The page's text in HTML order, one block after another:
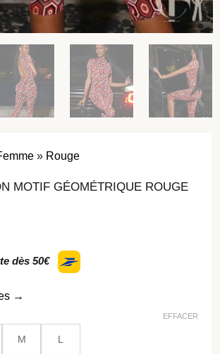
» Rouge
MOTIF GÉOMÉTRIQUE ROUGE
dès 50€
→
M L
EFFACER